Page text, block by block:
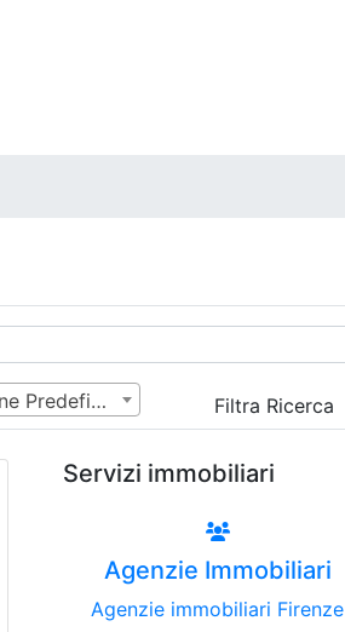
Ordine Predefinito Filtra Ricerca
Servizi immobiliari
Agenzie Immobiliari
Agenzie immobiliari Firenze